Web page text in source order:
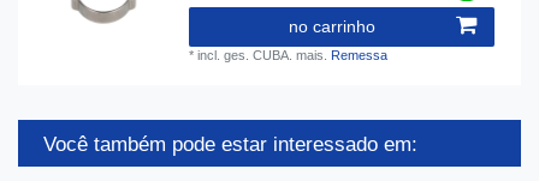
no carrinho
*incl. ges. CUBA. mais. Remessa
Você também pode estar interessado em: